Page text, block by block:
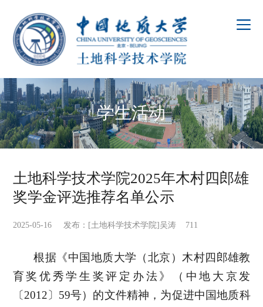
学生活动
土地科学技术学院2025年木村四郎雄
奖学金评选推荐名单公示
2025-05-16 发布：[土地科学技术学院]吴涛 711
根据《中国地质大学（北京）木村四郎雄教
育奖优秀学生奖评定办法》（中地大京发
〔2012〕59号）的文件精神，为促进中国地质科